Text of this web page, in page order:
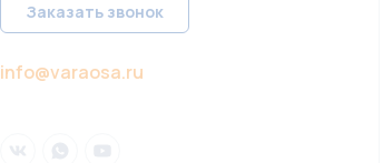
info@varaosa.ru
Заказать звонок